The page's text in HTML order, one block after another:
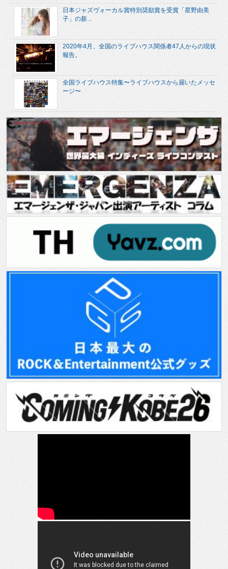
日本ジャズヴォーカル賞特別奨励賞を受賞「星野由美
子」の新...
2020年4月、全国のライブハウス関係者47人からの現状
報告。
全国ライブハウス特集〜ライブハウスから届いたメッセ
ージ〜